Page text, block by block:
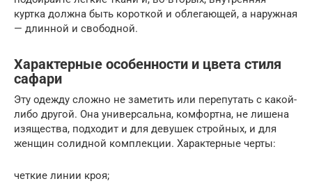
куртка должна быть короткой и облегающей, а наружная
— длинной и свободной.
Характерные особенности и цвета стиля
сафари
Эту одежду сложно не заметить или перепутать с какой-
либо другой. Она универсальна, комфортна, не лишена
изящества, подходит и для девушек стройных, и для
женщин солидной комплекции. Характерные черты:
четкие линии кроя;